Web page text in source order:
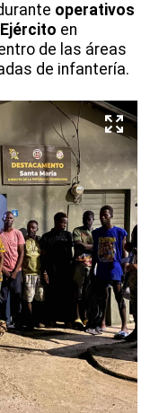
operativos
en
de las áreas
de infantería.